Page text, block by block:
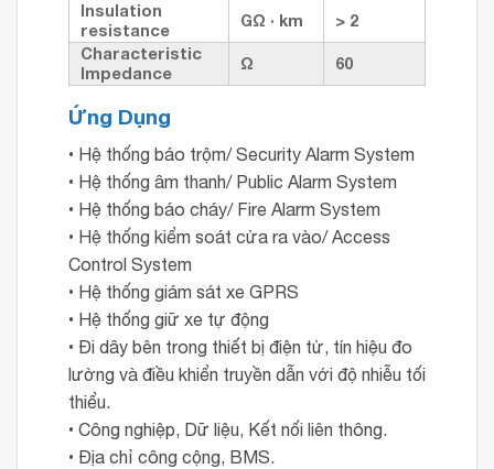
Insulation
resistance
GΩ · km
> 2
Characteristic
Impedance
Ω 60
Ứng Dụng
• Hệ thống báo trộm/ Security Alarm System
• Hệ thống âm thanh/ Public Alarm System
• Hệ thống báo cháy/ Fire Alarm System
• Hệ thống kiểm soát cửa ra vào/ Access
Control System
• Hệ thống giám sát xe GPRS
• Hệ thống giữ xe tự động
• Đi dây bên trong thiết bị điện tử, tín hiệu đo
lường và điều khiển truyền dẫn với độ nhiễu tối
thiểu.
• Công nghiệp, Dữ liệu, Kết nối liên thông.
• Địa chỉ công cộng, BMS.